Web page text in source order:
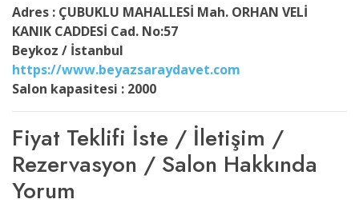
Adres : ÇUBUKLU MAHALLESİ Mah. ORHAN VELİ
KANIK CADDESİ Cad. No:57
Beykoz / İstanbul
https://www.beyazsaraydavet.com
Salon kapasitesi : 2000
Fiyat Teklifi İste / İletişim /
Rezervasyon / Salon Hakkında
Yorum